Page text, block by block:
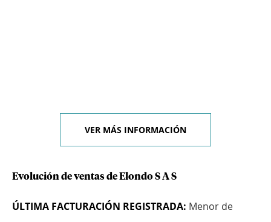
VER MÁS INFORMACIÓN
Evolución de ventas de Elondo S A S
ÚLTIMA FACTURACIÓN REGISTRADA: Menor de